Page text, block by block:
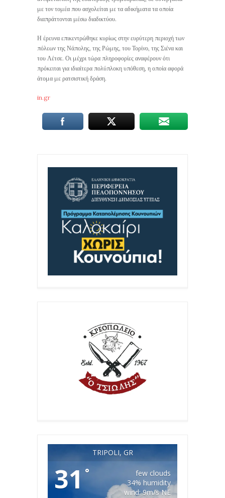
με τον τομέα που ασχολείται με τα αδικήματα τα οποία
διαπράττονται μέσω διαδικτύου.
Η έρευνα επικεντρώθηκε κυρίως στην ευρύτερη περιοχή των
πόλεων της Νάπολης, της Ρώμης, του Τορίνο, της Σιένα και
του Λέτσε. Οι μέχρι τώρα πληροφορίες αναφέρουν ότι
πρόκειται για ιδιαίτερα πολύπλοκη υπόθεση, η οποία αφορά
άτομα με ρατσιστική δράση.
in.gr
TRIPOLI, GR
31°
few clouds
34% humidity
wind: 9m/s NE